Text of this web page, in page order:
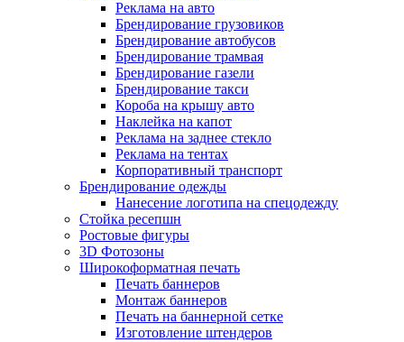
Реклама на авто
Брендирование грузовиков
Брендирование автобусов
Брендирование трамвая
Брендирование газели
Брендирование такси
Короба на крышу авто
Наклейка на капот
Реклама на заднее стекло
Реклама на тентах
Корпоративный транспорт
Брендирование одежды
Нанесение логотипа на спецодежду
Стойка ресепшн
Ростовые фигуры
3D Фотозоны
Широкоформатная печать
Печать баннеров
Монтаж баннеров
Печать на баннерной сетке
Изготовление штендеров